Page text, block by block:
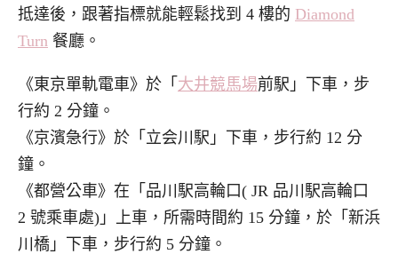
抵達後，跟著指標就能輕鬆找到 4 樓的 Diamond
Turn 餐廳。
《東京單軌電車》於「 大井競馬場前駅」下車，步
行約 2 分鐘。
《京濱急行》於「立会川駅」下車，步行約 12 分
鐘。
《都營公車》在「品川駅高輪口( JR 品川駅高輪口
2 號乘車處)」上車，所需時間約 15 分鐘，於「新浜
川橋」下車，步行約 5 分鐘。